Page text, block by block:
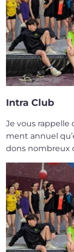
Intra Club
Je vous rap­pelle
ment annuel
dons nom­breux